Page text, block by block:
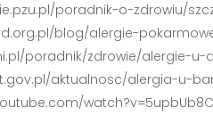
poradnik-o-zdrowiu/
blog/alergie-
poradnik/zdrowie/alergie-u-
aktualnosc/alergia-u-